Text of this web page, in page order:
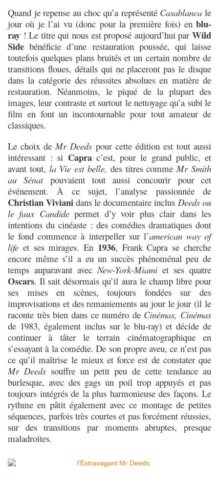
Quand je repense au choc qu’a représenté Casablanca le
jour où je l’ai vu (donc pour la première fois) en blu-
ray ! Le titre qui nous est proposé aujourd’hui par Wild
Side bénéficie d’une restauration poussée, qui laisse
toutefois quelques plans bruités et un certain nombre de
transitions floues, détails qui ne placeront pas le disque
dans la catégorie des réussites absolues en matière de
restauration. Néanmoins, le piqué de la plupart des
images, leur contraste et surtout le nettoyage qu’a subi le
film en font un incontournable pour tout amateur de
classiques.
Le choix de Mr Deeds pour cette édition est tout aussi
intéressant : si Capra c’est, pour le grand public, et
avant tout, la Vie est belle, des titres comme Mr Smith
au Sénat pouvaient tout aussi concourir pour cet
événement. À ce sujet, l’analyse passionnée de
Christian Viviani dans le documentaire inclus Deeds ou
le faux Candidepermet d’y voir plus clair dans les
intentions du cinéaste : des comédies dramatiques dont
le fond commence à interpeller sur l’american way of
life et ses mirages. En 1936, Frank Capra se cherche
encore même s’il a eu un succès phénoménal peu de
temps auparavant avec New-York-Miami et ses quatre
Oscars. Il sait désormais qu’il aura le champ libre pour
ses mises en scènes, toujours fondées sur des
improvisations et des remaniements au jour le jour (il le
raconte très bien dans ce numéro de Cinémas, Cinémas
de 1983, également inclus sur le blu-ray) et décide de
continuer à tâter le terrain cinématographique en
s’essayant à la comédie. De son propre aveu, ce n’est pas
ce qu’il maîtrise le mieux et force est de constater que
Mr Deeds souffre un petit peu de cette tendance au
burlesque, avec des gags un poil trop appuyés et pas
toujours intégrés de la plus harmonieuse des façons. Le
rythme en pâtit également avec ce montage de petites
séquences, parfois très courtes et pas forcément réussies,
sur des transitions par moments abruptes, presque
maladroites.